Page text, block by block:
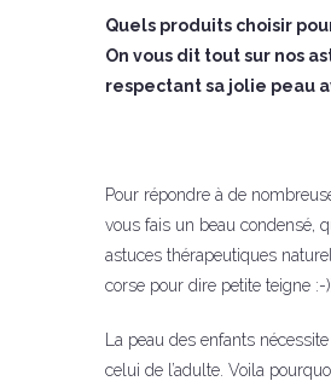
Quels produits choisir
On vous dit tout sur nos
respectant sa jolie peau
Pour répondre à de
vous fais un beau condensé,
astuces thérapeutiques
corse pour dire petite teigne :-
La peau des enfants
celui de l’adulte. Voila